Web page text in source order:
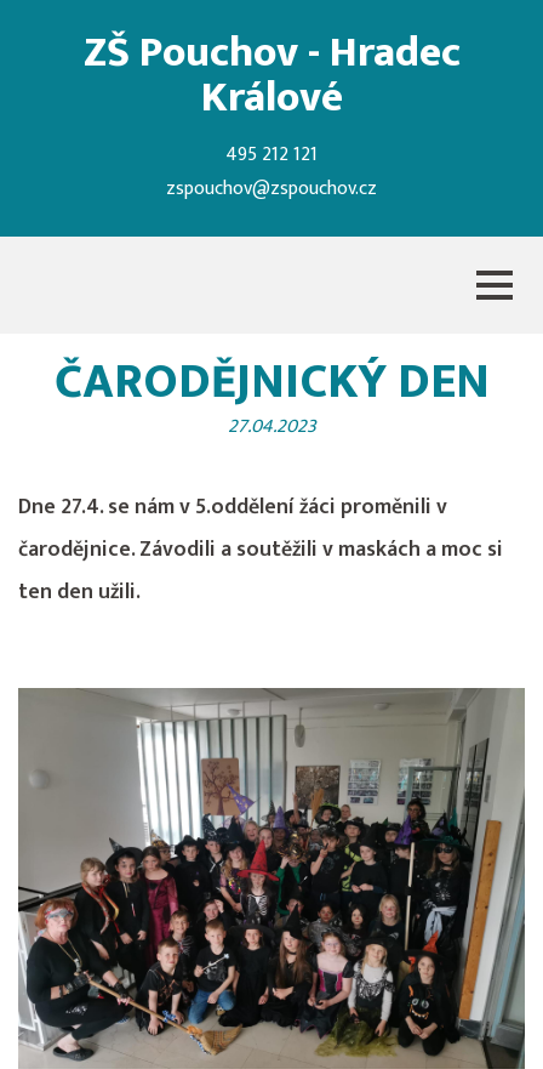
ZŠ Pouchov - Hradec
Králové
495 212 121
zspouchov@zspouchov.cz
ČARODĚJNICKÝ DEN
27.04.2023
Dne 27.4. se nám v 5.oddělení žáci proměnili v
čarodějnice. Závodili a soutěžili v maskách a moc si
ten den užili.